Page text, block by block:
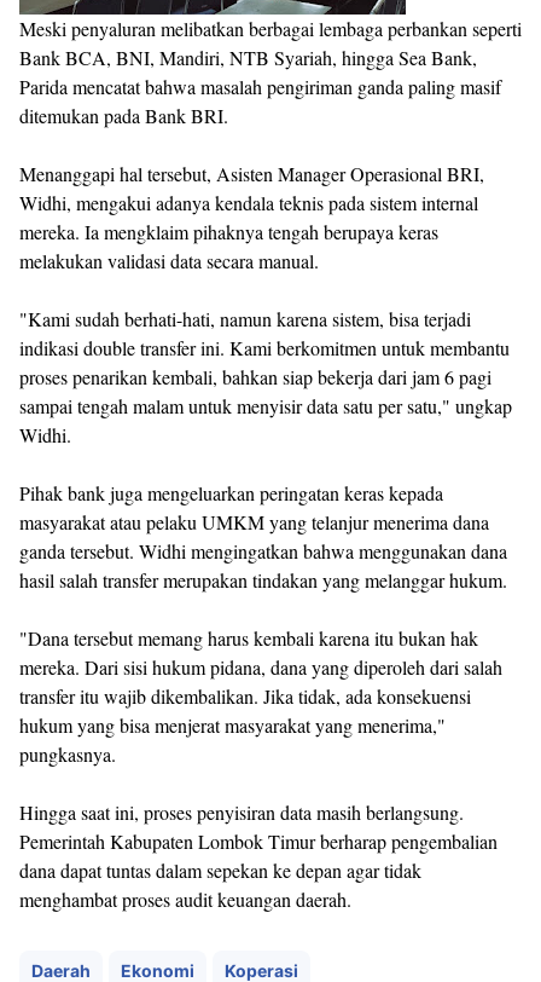
Meski penyaluran melibatkan berbagai lembaga perbankan seperti
Bank BCA, BNI, Mandiri, NTB Syariah, hingga Sea Bank,
Parida mencatat bahwa masalah pengiriman ganda paling masif
ditemukan pada Bank BRI.
Menanggapi hal tersebut, Asisten Manager Operasional BRI,
Widhi, mengakui adanya kendala teknis pada sistem internal
mereka. Ia mengklaim pihaknya tengah berupaya keras
melakukan validasi data secara manual.
"Kami sudah berhati-hati, namun karena sistem, bisa terjadi
indikasi double transfer ini. Kami berkomitmen untuk membantu
proses penarikan kembali, bahkan siap bekerja dari jam 6 pagi
sampai tengah malam untuk menyisir data satu per satu," ungkap
Widhi.
Pihak bank juga mengeluarkan peringatan keras kepada
masyarakat atau pelaku UMKM yang telanjur menerima dana
ganda tersebut. Widhi mengingatkan bahwa menggunakan dana
hasil salah transfer merupakan tindakan yang melanggar hukum.
"Dana tersebut memang harus kembali karena itu bukan hak
mereka. Dari sisi hukum pidana, dana yang diperoleh dari salah
transfer itu wajib dikembalikan. Jika tidak, ada konsekuensi
hukum yang bisa menjerat masyarakat yang menerima,"
pungkasnya.
Hingga saat ini, proses penyisiran data masih berlangsung.
Pemerintah Kabupaten Lombok Timur berharap pengembalian
dana dapat tuntas dalam sepekan ke depan agar tidak
menghambat proses audit keuangan daerah.
Daerah Ekonomi Koperasi